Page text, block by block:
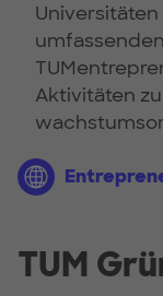
Universitäten
Aktivitäten
TUM